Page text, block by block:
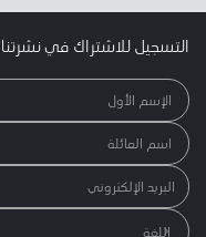
التسجيل للاشتراك في نشرتنا